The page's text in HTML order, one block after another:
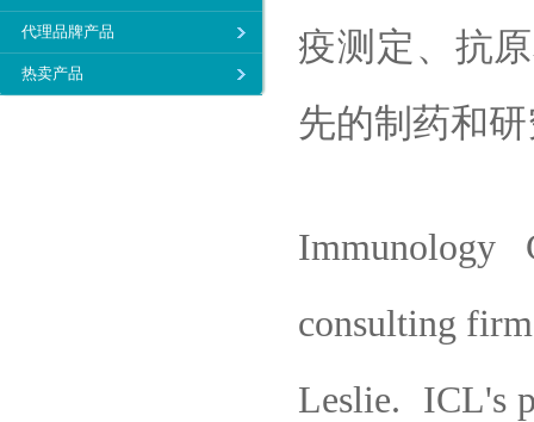
代理品牌产品
热卖产品
疫测定、抗
先的制药和
Immunology
consulting
Leslie. ICL's